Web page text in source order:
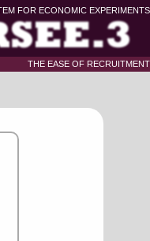
FOR ECONOMIC EXPERIMENTS
THE EASE OF RECRUITMENT